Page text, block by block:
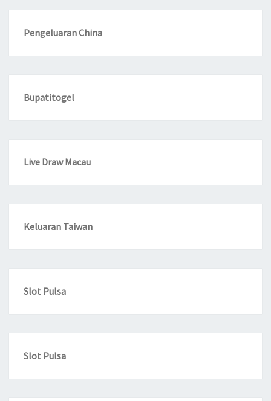
Pengeluaran China
Bupatitogel
Live Draw Macau
Keluaran Taiwan
Slot Pulsa
Slot Pulsa